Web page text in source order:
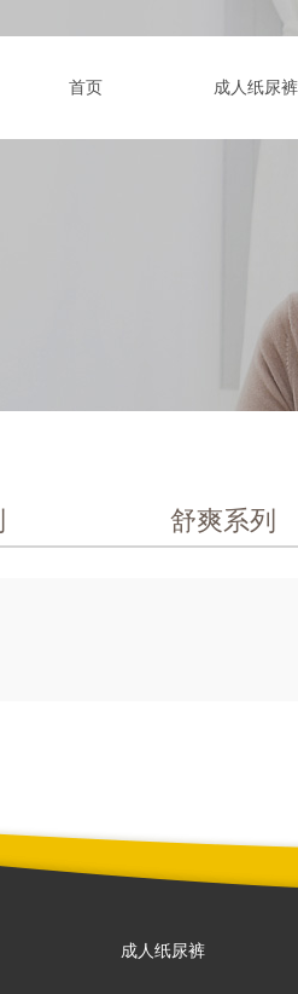
首页 成人纸尿裤
舒爽系列
成人纸尿裤